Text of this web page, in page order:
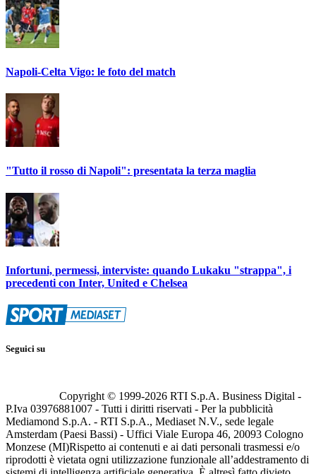
Napoli-Celta Vigo: le foto del match
"Tutto il rosso di Napoli": presentata la terza maglia
Infortuni, permessi, interviste: quando Lukaku "strappa", i
precedenti con Inter, United e Chelsea
Seguici su
Copyright © 1999-2026 RTI S.p.A. Business Digital -
P.Iva 03976881007 - Tutti i diritti riservati - Per la pubblicità
Mediamond S.p.A. - RTI S.p.A., Mediaset N.V., sede legale
Amsterdam (Paesi Bassi) - Uffici Viale Europa 46, 20093 Cologno
Monzese (MI)Rispetto ai contenuti e ai dati personali trasmessi e/o
riprodotti è vietata ogni utilizzazione funzionale all’addestramento di